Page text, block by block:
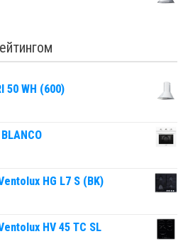
50 WH (600)
HG L7 S (BK)
HV 45 TC SL